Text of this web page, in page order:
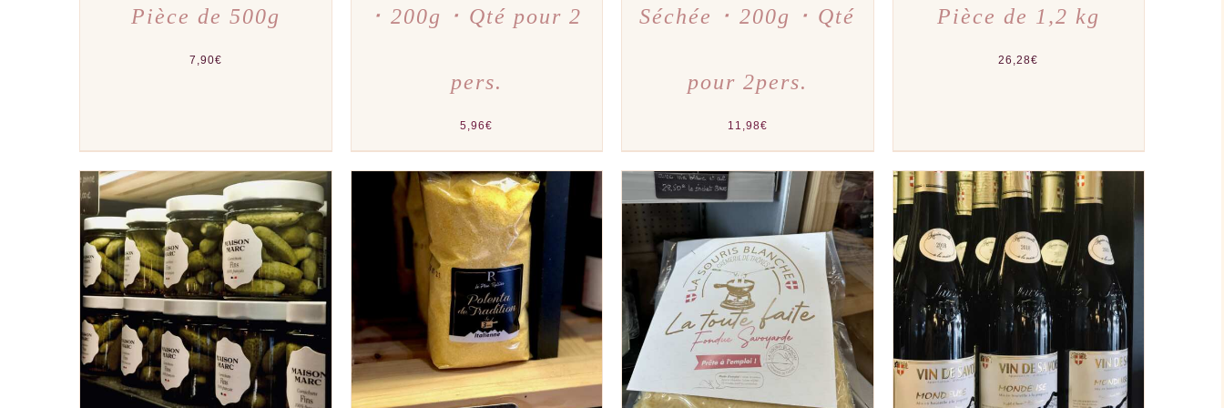
Pièce de 500g
7,90€
･ 200g ･ Qté pour 2
pers.
5,96€
Séchée ･ 200g ･ Qté
pour 2pers.
11,98€
Pièce de 1,2 kg
26,28€
AJOUTER AU PANIER / APERÇU AJOUTER AU PANIER APERÇU AJOUTER AU PANIER APERÇU AJOUTER AU PANIER APERÇU